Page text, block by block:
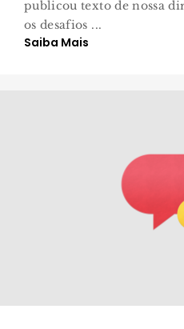
publicou texto de nossa
os desafios ...
Saiba Mais